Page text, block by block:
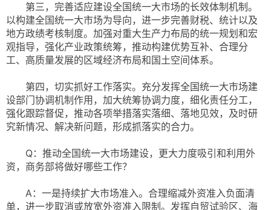
第三，完善适应建设全国统一大市场的长效体制机制。
以构建全国统一大市场为导向，进一步完善财税、统计以及
地方政绩考核制度。加强对重大生产力布局的统一规划和宏
观指导，强化产业政策统筹，推动构建优势互补、合理分
工、高质量发展的区域经济布局和国土空间体系。
第四，切实抓好工作落实。充分发挥全国统一大市场建
设部门协调机制作用，加大统筹协调力度，细化责任分工，
强化跟踪督促，推动各项举措落实落细、落地见效，及时研
究新情况、解决新问题，形成抓落实的合力。
Q：推动全国统一大市场建设，更大力度吸引和利用外
资，商务部将做好哪些工作？
A：一是持续扩大市场准入。合理缩减外资准入负面清
单，进一步取消或放宽外资准入限制。发挥自贸试验区、海